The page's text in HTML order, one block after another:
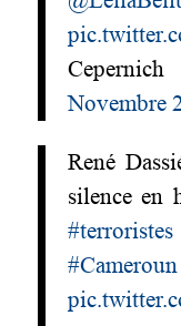
Novembre
René
silence en
#terroristes
#Cameroun